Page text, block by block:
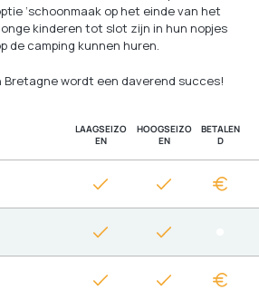
‘schoonmaak op het einde van het
kinderen tot slot zijn in hun nopjes
de camping kunnen huren.
Bretagne wordt een daverend succes!
LAAGSEIZO
EN
HOOGSEIZO
EN
BETALEN
D